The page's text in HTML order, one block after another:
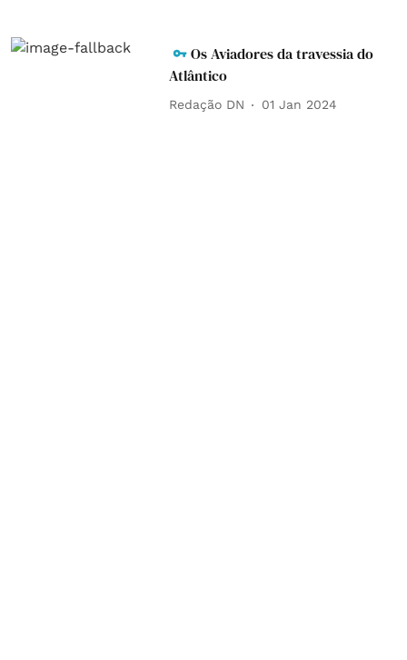
Os Aviadores da travessia do
Atlântico
Redação DN 01 Jan 2024